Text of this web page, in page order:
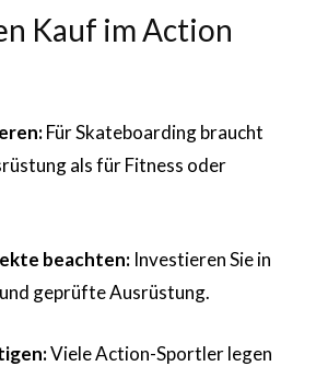
Kauf im Action
Für Skateboarding braucht
als für Fitness oder
beachten: Investieren Sie in
geprüfte Ausrüstung.
Viele Action-Sportler legen